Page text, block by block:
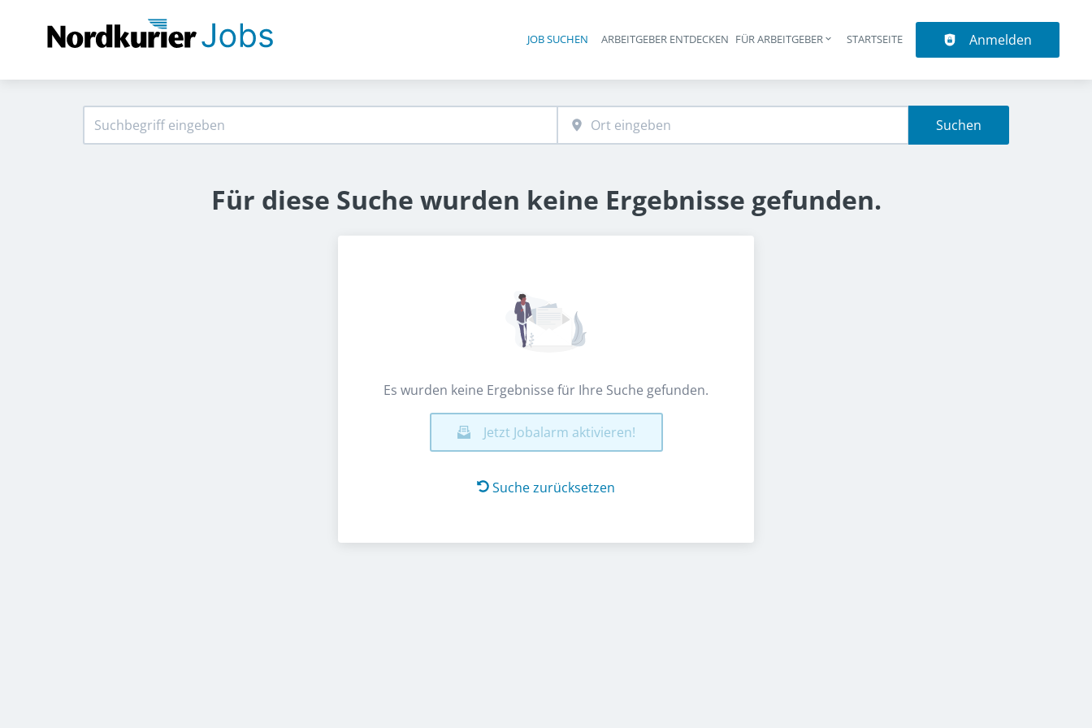
Haupt-Navigation
JOB SUCHEN ARBEITGEBER ENTDECKEN FÜR ARBEITGEBER STARTSEITE Anmelden
Suchen
Für diese Suche wurden keine Ergebnisse gefunden.
Es wurden keine Ergebnisse für Ihre Suche gefunden.
Jetzt Jobalarm aktivieren!
Suche zurücksetzen